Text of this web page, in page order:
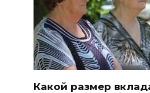
Какой размер